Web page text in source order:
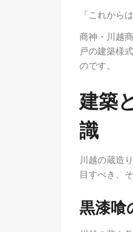
「これから
商神・川越
戸の建築様
のです。
建築
識
川越の蔵造
目すべき、
黒漆喰